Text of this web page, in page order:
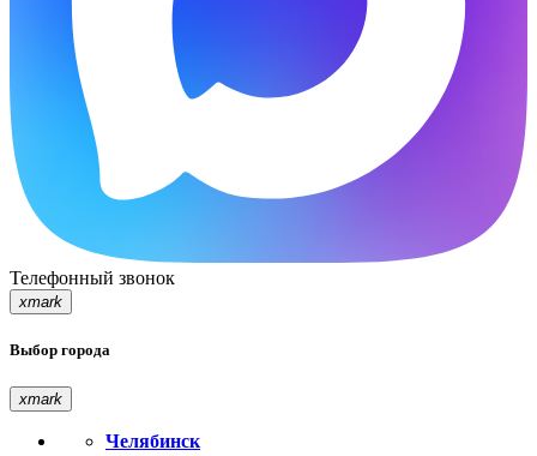
Телефонный звонок
xmark
Выбор города
xmark
Челябинск